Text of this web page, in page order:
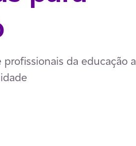
da educação a